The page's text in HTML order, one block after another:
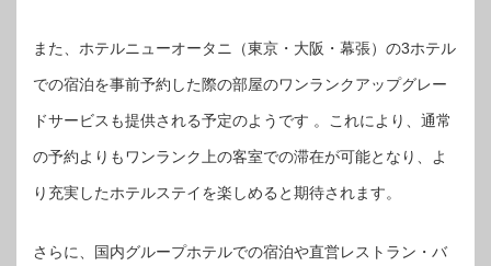
また、ホテルニューオータニ（東京・大阪・幕張）の3ホテル
での宿泊を事前予約した際の部屋のワンランクアップグレー
ドサービスも提供される予定のようです 。これにより、通常
の予約よりもワンランク上の客室での滞在が可能となり、よ
り充実したホテルステイを楽しめると期待されます。
さらに、国内グループホテルでの宿泊や直営レストラン・バ